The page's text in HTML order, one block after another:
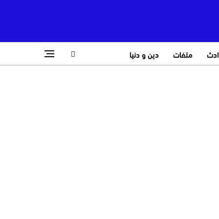
ملفات دين و دنيا